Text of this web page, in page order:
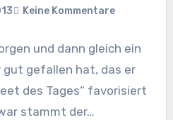
Keine Kommentare
und dann gleich ein
gut gefallen hat, das er
des Tages“ favorisiert
stammt der…